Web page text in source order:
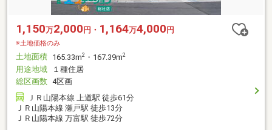
1,150万2,000円・ 1,164万4,000円
※土地価格のみ
土地面積 165.33m2 ・167.39m2
用途地域
１種住居
総区画数 4区画
ＪＲ山陽本線 上道駅 徒歩61分
ＪＲ山陽本線 瀬戸駅 徒歩13分
ＪＲ山陽本線 万富駅 徒歩72分